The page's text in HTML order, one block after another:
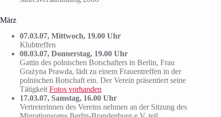
März
07.03.07, Mittwoch, 19.00 Uhr
Klubtreffen
08.03.07, Donnerstag, 19.00 Uhr
Gattin des polnischen Botschafters in Berlin, Frau
Grażyna Prawda, lädt zu einem Frauentreffen in der
polnischen Botschaft ein. Der Verein präsentiert seine
Tätigkeit Fotos vorhanden
17.03.07, Samstag, 16.00 Uhr
Vertreterinnen des Vereins nehmen an der Sitzung des